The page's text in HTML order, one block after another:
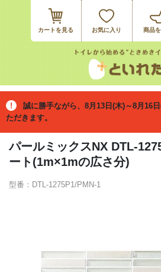
カートを見る お気に入り
誠に勝手ながら、8月13日(木)～8月16
ただきます。
パールミックスNX DTL-
ート(1m×1mの広さ分)
型番：DTL-1275P1/PMN-1